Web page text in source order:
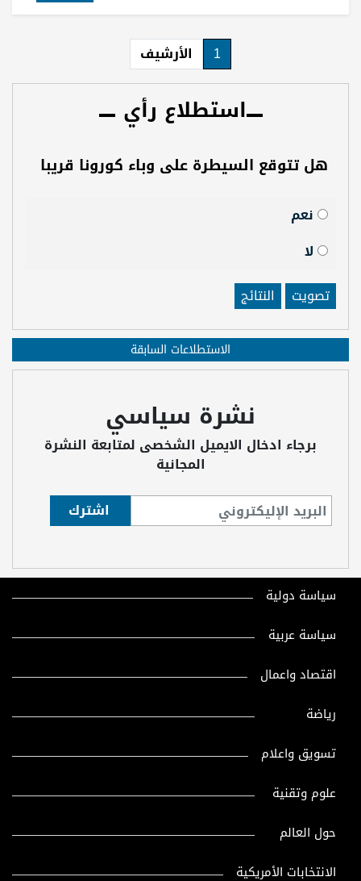
1 الأرشيف
استطلاع رأي
هل تتوقع السيطرة على وباء كورونا قريبا
نعم
لا
تصويت
النتائج
الاستطلاعات السابقة
نشرة سياسي
برجاء ادخال الايميل الشخصى لمتابعة النشرة
المجانية
سياسة دولية
سياسة عربية
اقتصاد واعمال
رياضة
تسويق واعلام
علوم وتقنية
حول العالم
الانتخابات الأمريكية